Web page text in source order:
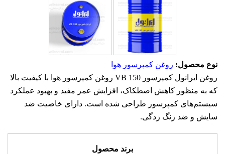
نوع محصول: روغن کمپرسور هوا
روغن ایرانول کمپرسور VB 150 روغن کمپرسور هوا با کیفیت بالا
که به منظور کاهش اصطکاک، افزایش عمر مفید و بهبود عملکرد
سیستم‌های کمپرسور طراحی شده است. دارای خاصیت ضد
سایش و ضد زنگ زدگی.
برند محصول